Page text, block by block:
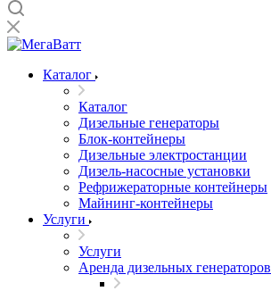
Каталог
Каталог
Дизельные генераторы
Блок-контейнеры
Дизельные электростанции
Дизель-насосные установки
Рефрижераторные контейнеры
Майнинг-контейнеры
Услуги
Услуги
Аренда дизельных генераторов